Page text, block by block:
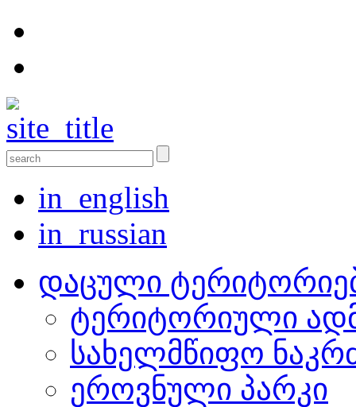
in_english
in_russian
დაცული
ტერიტორიული
სახელმწიფო
ეროვნული პარკი